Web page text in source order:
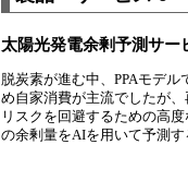
太陽光発電余剰予測サー
脱炭素が進む中、PPAモデ
め自家消費が主流でしたが
リスクを回避するための高
の余剰量をAIを用いて予測す